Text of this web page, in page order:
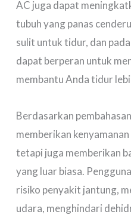
AC juga dapat
tubuh yang panas
sulit untuk tidur, dan
dapat berperan untuk
membantu Anda tidur
Berdasarkan
memberikan
tetapi juga memberikan
yang luar biasa.
risiko penyakit jantung,
udara, menghindari